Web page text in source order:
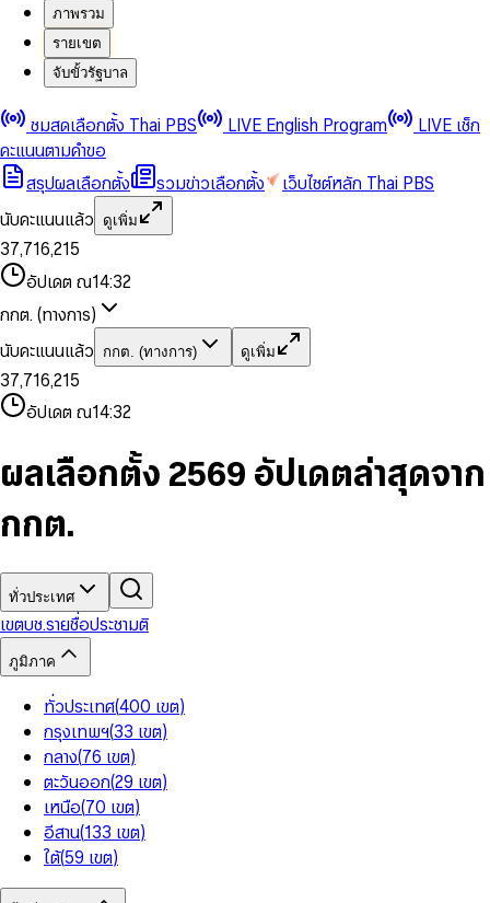
ภาพรวม
รายเขต
จับขั้วรัฐบาล
ชมสดเลือกตั้ง Thai PBS LIVE English Program
LIVE เช็ก
คะแนนตามคำขอ
สรุปผลเลือกตั้ง
รวมข่าวเลือกตั้ง
เว็บไซต์หลัก Thai PBS
นับคะแนนแล้ว
ดูเพิ่ม
0
1
2
3
4
5
6
8
9
0
1
2
3
4
5
6
7
8
9
,
0
1
2
4
6
7
8
9
0
1
2
3
4
5
6
7
8
9
0
1
3
5
6
7
8
9
,
1
2
4
5
7
8
9
0
1
3
4
6
7
8
9
0
2
3
4
5
7
8
อัปเดต ณ14:32
กกต. (ทางการ)
นับคะแนนแล้ว
กกต. (ทางการ) ดูเพิ่ม
0
1
2
3
4
5
7
8
0
1
2
4
5
6
7
8
9
,
0
1
2
4
6
7
8
9
0
1
2
3
5
6
8
9
0
1
3
5
6
7
8
,
1
2
4
6
7
9
0
1
3
5
6
8
9
0
2
3
4
5
7
9
อัปเดต ณ14:32
ผลเลือกตั้ง 2569 อัปเดตล่าสุดจาก
กกต.
ทั่วประเทศ
เขตบช.รายชื่อประชามติ
ภูมิภาค
ทั่วประเทศ(400 เขต)
กรุงเทพฯ(33 เขต)
กลาง(76 เขต)
ตะวันออก(29 เขต)
เหนือ(70 เขต)
อีสาน(133 เขต)
ใต้(59 เขต)